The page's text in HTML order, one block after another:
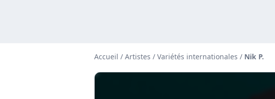
Accueil / Artistes / Variétés internationales / Nik P.